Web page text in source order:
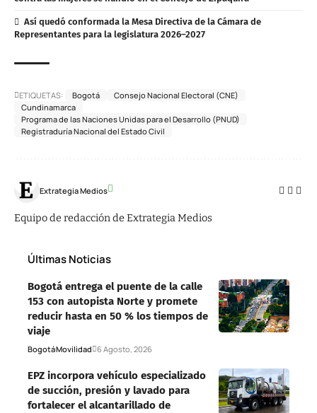
Así quedó conformada la Mesa Directiva de la Cámara de
Representantes para la legislatura 2026–2027
ETIQUETAS: Bogotá
Consejo Nacional Electoral (CNE)
Cundinamarca
Programa de las Naciones Unidas para el Desarrollo (PNUD)
Registraduría Nacional del Estado Civil
Extrategia Medios
Equipo de redacción de Extrategia Medios
Últimas Noticias
Bogotá entrega el puente de la calle
153 con autopista Norte y promete
reducir hasta en 50 % los tiempos de
viaje
BogotáMovilidad 6 Agosto, 2026
EPZ incorpora vehículo especializado
de succión, presión y lavado para
fortalecer el alcantarillado de